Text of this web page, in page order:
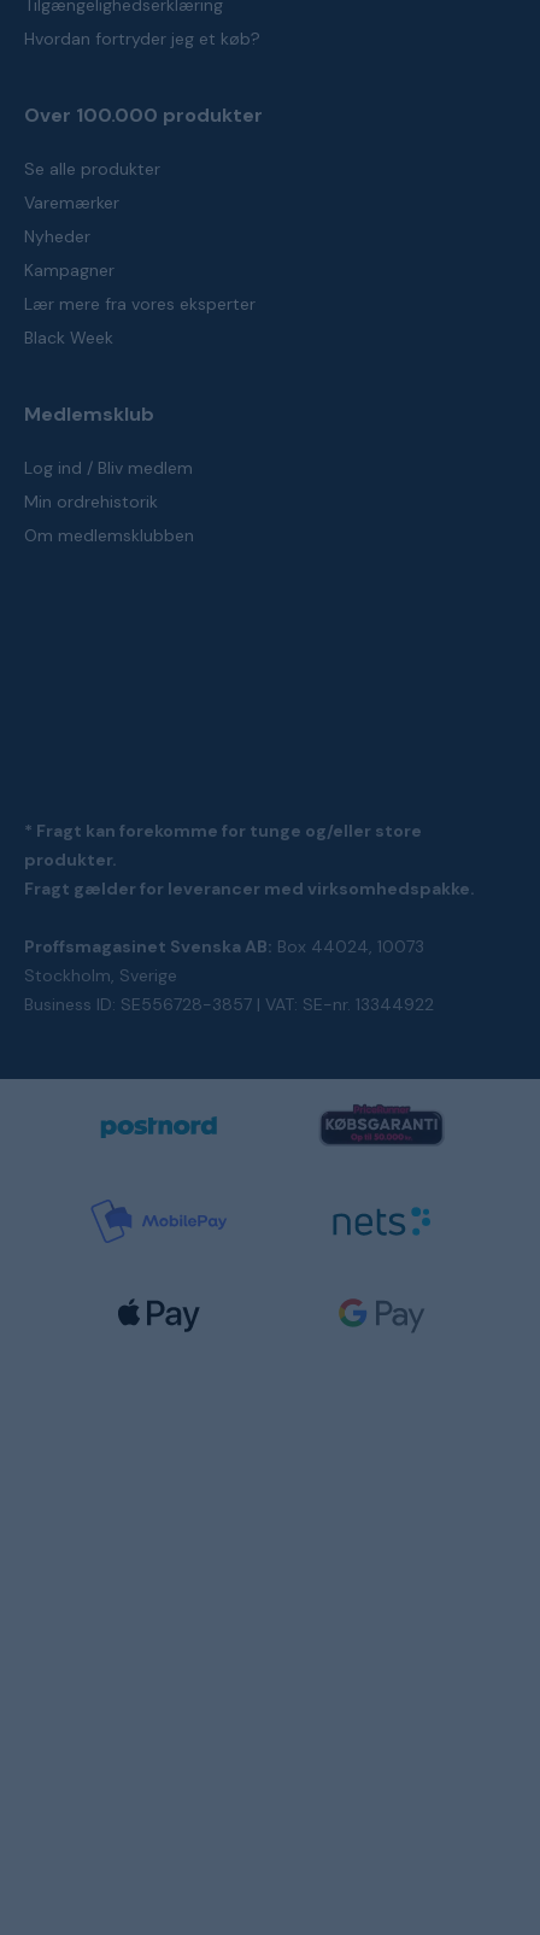
Tilgængelighedserklæring
Hvordan fortryder jeg et køb?
Over 100.000 produkter
Se alle produkter
Varemærker
Nyheder
Kampagner
Lær mere fra vores eksperter
Black Week
Medlemsklub
Log ind / Bliv medlem
Min ordrehistorik
Om medlemsklubben
* Fragt kan forekomme for tunge og/eller store
produkter.
Fragt gælder for leverancer med virksomhedspakke.
Proffsmagasinet Svenska AB: Box 44024, 10073
Stockholm, Sverige
Business ID: SE556728-3857 | VAT: SE-nr. 13344922